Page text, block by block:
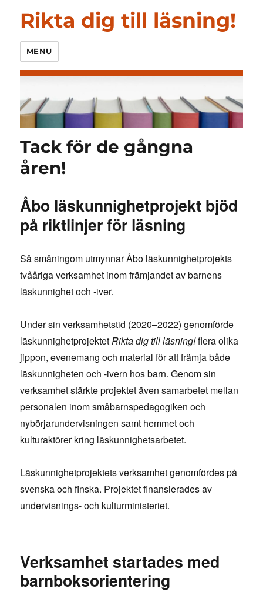
Rikta dig till läsning!
MENU
Tack för de gångna
åren!
Åbo läskunnighetprojekt bjöd
på riktlinjer för läsning
Så småningom utmynnar Åbo läskunnighetprojekts
tvååriga verksamhet inom främjandet av barnens
läskunnighet och -iver.
Under sin verksamhetstid (2020–2022) genomförde
läskunnighetprojektetRikta dig till läsning!flera olika
jippon, evenemang och material för att främja både
läskunnigheten och -ivern hos barn. Genom sin
verksamhet stärkte projektet även samarbetet mellan
personalen inom småbarnspedagogiken och
nybörjarundervisningen samt hemmet och
kulturaktörer kring läskunnighetsarbetet.
Läskunnighetprojektets verksamhet genomfördes på
svenska och finska. Projektet finansierades av
undervisnings- och kulturministeriet.
Verksamhet startades med
barnboksorientering